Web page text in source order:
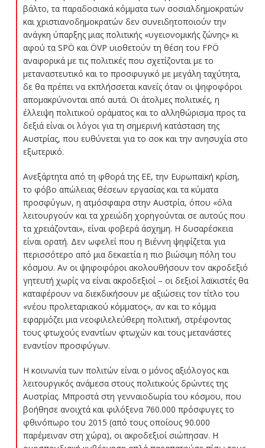
βάλτο, τα παραδοσιακά κόμματα των σοσιαλδημοκρατών
και χριστιανοδημοκρατών δεν συνειδητοποιούν την
ανάγκη ύπαρξης μιας πολιτικής «υγειονομικής ζώνης» κι
αφού τα SPÖ και ÖVP υιοθετούν τη θέση του FPÖ
αναφορικά με τις πολιτικές που σχετίζονται με το
μεταναστευτικό και το προσφυγικό με μεγάλη ταχύτητα,
δε θα πρέπει να εκπλήσσεται κανείς όταν οι ψηφοφόροι
απομακρύνονται από αυτά. Οι άτολμες πολιτικές, η
έλλειψη πολιτικού οράματος και το αλληθώρισμα προς τα
δεξιά είναι οι λόγοι για τη σημερινή κατάσταση της
Αυστρίας, που ευθύνεται για το σοκ και την ανησυχία στο
εξωτερικό.
Ανεξάρτητα από τη φθορά της ΕΕ, την Ευρωπαϊκή κρίση,
το φόβο απώλειας θέσεων εργασίας και τα κύματα
προσφύγων, η ατμόσφαιρα στην Αυστρία, όπου «όλα
λειτουργούν και τα χρειώδη χορηγούνται σε αυτούς που
τα χρειάζονται», είναι φοβερά άσχημη. Η δυσαρέσκεια
είναι ορατή. Δεν ωφελεί που η Βιέννη ψηφίζεται για
περισσότερο από μια δεκαετία η πιο βιώσιμη πόλη του
κόσμου. Αν οι ψηφοφόροι ακολουθήσουν τον ακροδεξιό
γητευτή χωρίς να είναι ακροδεξιοί – οι δεξιοί λαϊκιστές θα
καταφέρουν να διεκδικήσουν με αξιώσεις τον τίτλο του
«νέου προλεταριακού κόμματος», αν και το κόμμα
εφαρμόζει μια νεοφιλελεύθερη πολιτική, στρέφοντας
τους φτωχούς εναντίων φτωχών και τους μετανάστες
εναντίον προσφύγων.
Η κοινωνία των πολιτών είναι ο μόνος αξιόλογος και
λειτουργικός ανάμεσα στους πολιτικούς δρώντες της
Αυστρίας. Μπροστά στη γενναιοδωρία του κόσμου, που
βοήθησε ανοιχτά και φιλόξενα 760.000 πρόσφυγες το
φθινόπωρο του 2015 (από τους οποίους 90.000
παρέμειναν στη χώρα), οι ακροδεξιοί σιώπησαν. Η